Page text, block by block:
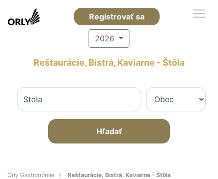
Registrovať sa
2026
Reštaurácie, Bistrá, Kaviarne - Štôla
Hľadať
Orly Gastronómie Reštaurácie, Bistrá, Kaviarne - Štôla